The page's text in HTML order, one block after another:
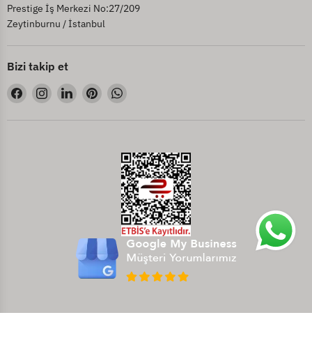
Prestige İş Merkezi No:27/209
Zeytinburnu / İstanbul
Bizi takip et
Bizi
Facebook&#39;de
bul
Bizi
Instagram&#39;de
bul
Bizi
LinkedIn&#39;de
bul
Bizi
Pinterest&#39;de
bul
Bizi
bul